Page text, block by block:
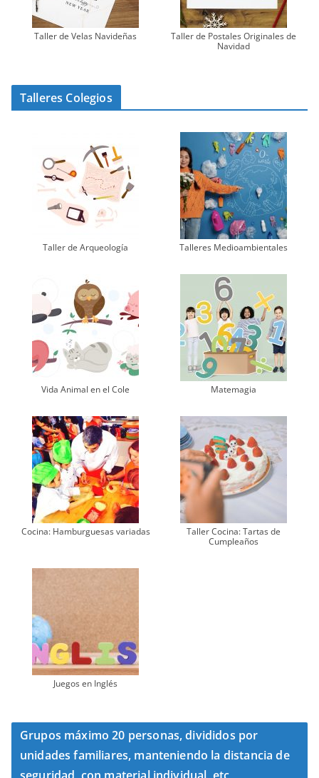
Taller de Velas Navideñas
Taller de Postales Originales de
Navidad
Talleres Colegios
Taller de Arqueología Talleres Medioambientales
Vida Animal en el Cole Matemagia
Cocina: Hamburguesas variadas
Taller Cocina: Tartas de
Cumpleaños
Juegos en Inglés
Grupos máximo 20 personas, divididos por
unidades familiares, manteniendo la distancia de